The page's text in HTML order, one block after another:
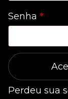
Senha *
Perdeu sua